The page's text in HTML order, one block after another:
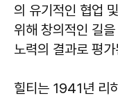
의 유기적인 협업
위해 창의적인 길
노력의 결과로 평
힐티는 1941년 리